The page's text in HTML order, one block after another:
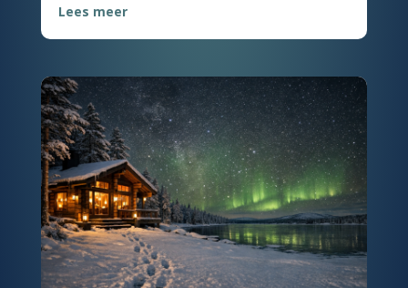
Lees meer